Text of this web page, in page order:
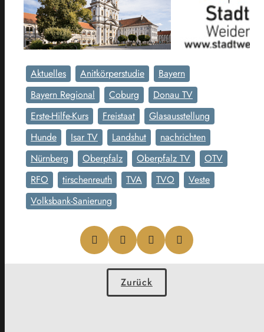
Aktuelles Anitkörperstudie
Bayern
Bayern Regional
Coburg
Donau TV
Erste-Hilfe-Kurs
Freistaat
Glasausstellung
Hunde
Isar TV Landshut
nachrichten
Nürnberg
Oberpfalz Oberpfalz TV
OTV
RFO
tirschenreuth TVA TVO
Veste
Volksbank-Sanierung
Zurück